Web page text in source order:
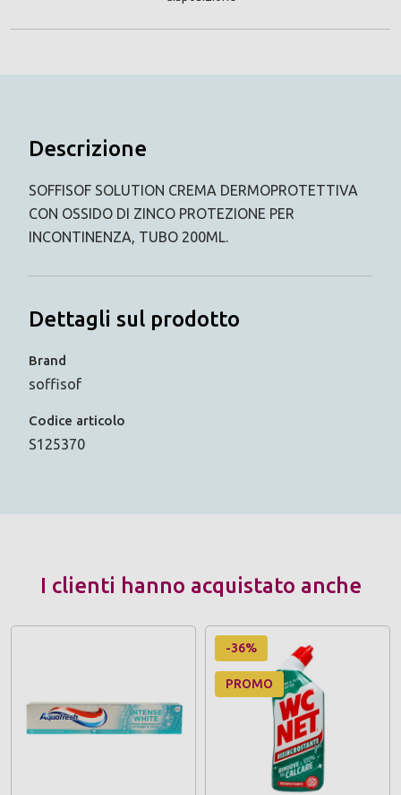
Descrizione
SOFFISOF SOLUTION CREMA DERMOPROTETTIVA
CON OSSIDO DI ZINCO PROTEZIONE PER
INCONTINENZA, TUBO 200ML.
Dettagli sul prodotto
Brand
soffisof
Codice articolo
S125370
I clienti hanno acquistato anche
-36%
PROMO